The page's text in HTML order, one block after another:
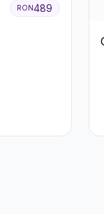
RON489